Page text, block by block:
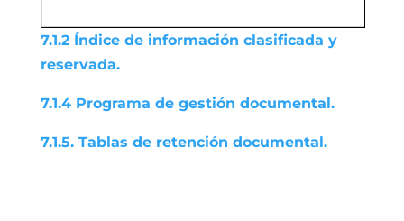
7.1.2 Índice de información clasificada y
reservada.
7.1.4 Programa de gestión documental.
7.1.5. Tablas de retención documental.